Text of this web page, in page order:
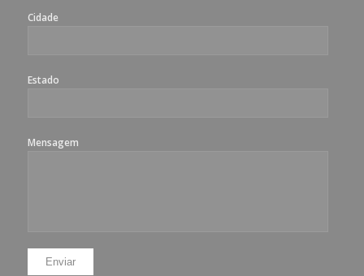
Cidade
Estado
Mensagem